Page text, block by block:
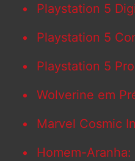
Playstation 5
Playstation 5
Playstation 5 Pro
Wolverine em
Marvel Cosmic
Homem-